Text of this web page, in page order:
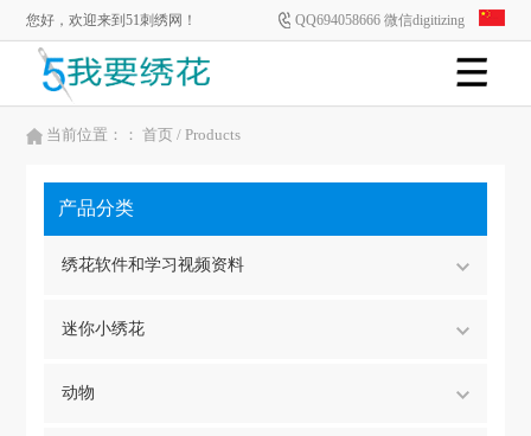
您好，欢迎来到51刺绣网！ QQ694058666 微信digitizing
当前位置：：首页 / Products
产品分类
绣花软件和学习视频资料
迷你小绣花
动物